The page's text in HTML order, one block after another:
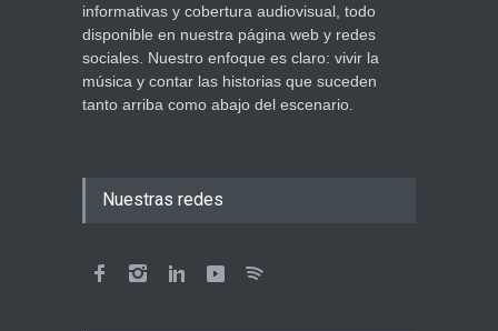
informativas y cobertura audiovisual, todo
disponible en nuestra página web y redes
sociales. Nuestro enfoque es claro: vivir la
música y contar las historias que suceden
tanto arriba como abajo del escenario.
Nuestras redes